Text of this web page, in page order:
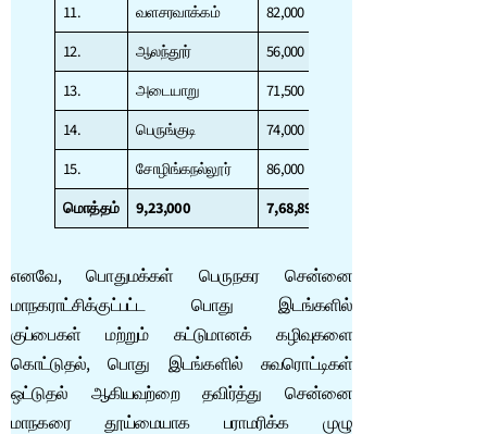
11.
வளசரவாக்கம் 82,000
12.
ஆலந்தூர் 56,000
13.
அடையாறு 71,500
14.
பெருங்குடி 74,000
15.
சோழிங்கநல்லூர் 86,000
மொத்தம்
9,23,000 7,68,890
எனவே, பொதுமக்கள் பெருநகர சென்னை
மாநகராட்சிக்குட்பட்ட பொது இடங்களில்
குப்பைகள் மற்றும் கட்டுமானக் கழிவுகளை
கொட்டுதல், பொது இடங்களில் சுவரொட்டிகள்
ஒட்டுதல் ஆகியவற்றை தவிர்த்து சென்னை
மாநகரை தூய்மையாக பராமரிக்க முழு